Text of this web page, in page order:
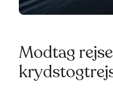
Modtag